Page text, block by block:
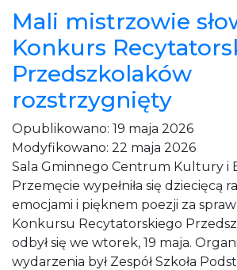
Mali mistrzowie
Konkurs
Przedszkolaków
rozstrzygnięty
Opublikowano: 19 maja 2026
Modyfikowano: 22 maja 2026
Sala Gminnego Centrum Kultury i
Przemęcie wypełniła się dziecięcą
emocjami i pięknem poezji za
Konkursu Recytatorskiego
odbył się we wtorek, 19 maja.
wydarzenia był Zespół Szkoła